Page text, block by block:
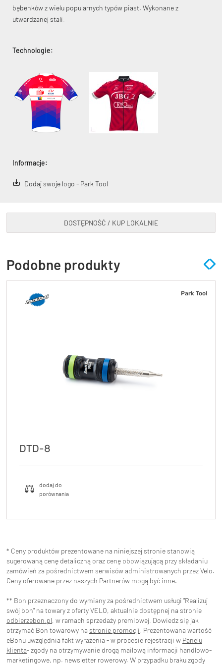
KryptoFlex Key Cable
34,90 zł* 89,00 zł*
bębenków z wielu popularnych typów piast. Wykonane z
utwardzanej stali.
Technologie:
Informacje:
Dodaj swoje logo - Park Tool
DOSTĘPNOŚĆ / KUP LOKALNIE
Podobne produkty
Park Tool
DTD-8
* Ceny produktów prezentowane na niniejszej stronie stanowią
sugerowaną cenę detaliczną oraz cenę obowiązującą przy składaniu
zamówień za pośrednictwem serwisów administrowanych przez Velo.
Ceny oferowane przez naszych Partnerów mogą być inne.
** Bon przeznaczony do wymiany za pośrednictwem usługi "Realizuj
swój bon" na towary z oferty VELO, aktualnie dostępnej na stronie
odbierzebon.pl, w ramach sprzedaży premiowej. Dowiedz się jak
otrzymać Bon towarowy na stronie promocji. Prezentowana wartość
eBonu uwzględnia fakt wyrażenia - w procesie rejestracji w Panelu
klienta- zgody na otrzymywanie drogą mailową informacji handlowo-
marketingowe, np. newsletter rowerowy. W przypadku braku zgody